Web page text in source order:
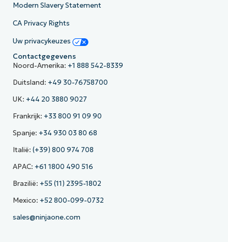
Modern Slavery Statement
CA Privacy Rights
Uw privacykeuzes
Contactgegevens
Noord-Amerika: +1 888 542-8339
Duitsland: +49 30-76758700
UK: +44 20 3880 9027
Frankrijk: +33 800 91 09 90
Spanje: +34 930 03 80 68
Italië: (+39) 800 974 708
APAC: +61 1800 490 516
Brazilië: +55 (11) 2395-1802
Mexico: +52 800-099-0732
sales@ninjaone.com